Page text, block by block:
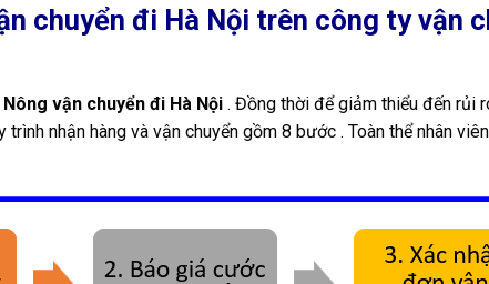
chuyển đi Hà Nội trên công ty vận
vận chuyển đi Hà Nội . Đồng thời để giảm thiểu đến rủi
nhận hàng và vận chuyển gồm 8 bước . Toàn thể nhân